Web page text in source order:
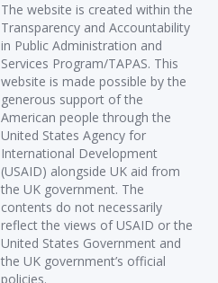
The website is created within the
Transparency and Accountability
in Public Administration and
Services Program/TAPAS. This
website is made possible by the
generous support of the
American people through the
United States Agency for
International Development
(USAID) alongside UK aid from
the UK government. The
contents do not necessarily
reflect the views of USAID or the
United States Government and
the UK government’s official
policies.